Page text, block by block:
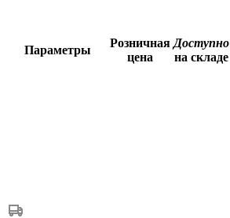
Параметры
Розничная
цена
Доступно
на складе